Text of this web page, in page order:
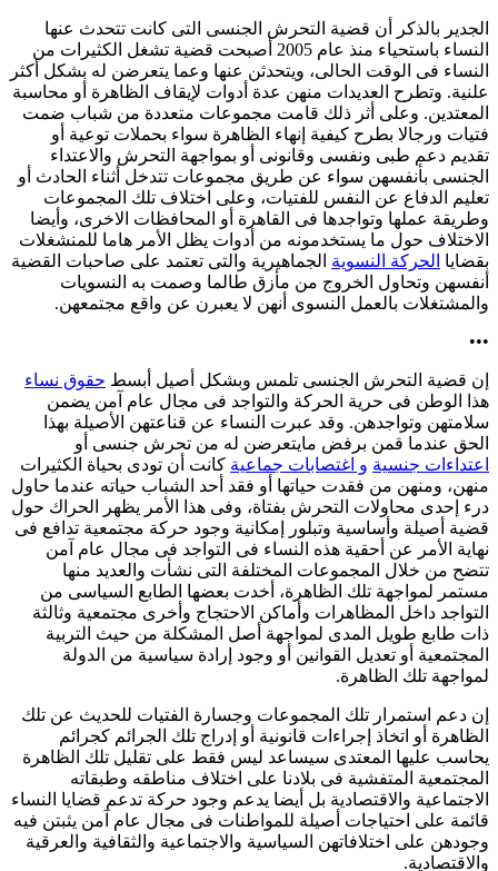
الجدير بالذكر أن قضية التحرش الجنسى التى كانت تتحدث عنها
النساء باستحياء منذ عام 2005 أصبحت قضية تشغل الكثيرات من
النساء فى الوقت الحالى، ويتحدثن عنها وعما يتعرضن له بشكل أكثر
علنية. وتطرح العديدات منهن عدة أدوات لإيقاف الظاهرة أو محاسبة
المعتدين. وعلى أثر ذلك قامت مجموعات متعددة من شباب ضمت
فتيات ورجالا بطرح كيفية إنهاء الظاهرة سواء بحملات توعية أو
تقديم دعم طبى ونفسى وقانونى أو بمواجهة التحرش والاعتداء
الجنسى بأنفسهن سواء عن طريق مجموعات تتدخل أثناء الحادث أو
تعليم الدفاع عن النفس للفتيات، وعلى اختلاف تلك المجموعات
وطريقة عملها وتواجدها فى القاهرة أو المحافظات الاخرى، وأيضا
الاختلاف حول ما يستخدمونه من أدوات يظل الأمر هاما للمنشغلات
بقضاياالحركة النسويةالجماهيرية والتى تعتمد على صاحبات القضية
أنفسهن وتحاول الخروج من مأزق طالما وصمت به النسويات
والمشتغلات بالعمل النسوى أنهن لا يعبرن عن واقع مجتمعهن.
•••
إن قضية التحرش الجنسى تلمس وبشكل أصيل أبسطحقوق نساء
هذا الوطن فى حرية الحركة والتواجد فى مجال عام آمن يضمن
سلامتهن وتواجدهن. وقد عبرت النساء عن قناعتهن الأصيلة بهذا
الحق عندما قمن برفض مايتعرضن له من تحرش جنسى أو
اعتداءات جنسية و اغتصابات جماعيةكانت أن تودى بحياة الكثيرات
منهن، ومنهن من فقدت حياتها أو فقد أحد الشباب حياته عندما حاول
درء إحدى محاولات التحرش بفتاة، وفى هذا الأمر يظهر الحراك حول
قضية أصيلة وأساسية وتبلور إمكانية وجود حركة مجتمعية تدافع فى
نهاية الأمر عن أحقية هذه النساء فى التواجد فى مجال عام آمن
تتضح من خلال المجموعات المختلفة التى نشأت والعديد منها
مستمر لمواجهة تلك الظاهرة، أخدت بعضها الطابع السياسى من
التواجد داخل المظاهرات وأماكن الاحتجاج وأخرى مجتمعية وثالثة
ذات طابع طويل المدى لمواجهة أصل المشكلة من حيث التربية
المجتمعية أو تعديل القوانين أو وجود إرادة سياسية من الدولة
لمواجهة تلك الظاهرة.
إن دعم استمرار تلك المجموعات وجسارة الفتيات للحديث عن تلك
الظاهرة أو اتخاذ إجراءات قانونية أو إدراج تلك الجرائم كجرائم
يحاسب عليها المعتدى سيساعد ليس فقط على تقليل تلك الظاهرة
المجتمعية المتفشية فى بلادنا على اختلاف مناطقه وطبقاته
الاجتماعية والاقتصادية بل أيضا يدعم وجود حركة تدعم قضايا النساء
قائمة على احتياجات أصيلة للمواطنات فى مجال عام آمن يثبتن فيه
وجودهن على اختلافاتهن السياسية والاجتماعية والثقافية والعرقية
والاقتصادية.